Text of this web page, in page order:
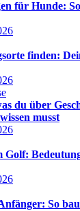
für Hunde:
finden:
du über
musst
So